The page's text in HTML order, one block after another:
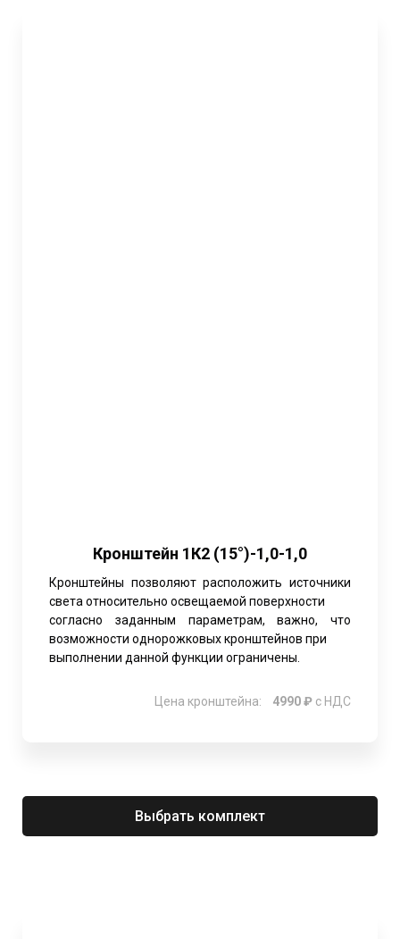
Кронштейн 1К2 (15°)-1,0-1,0
Кронштейны позволяют расположить источники
света относительно освещаемой поверхности
согласно заданным параметрам, важно, что
возможности однорожковых кронштейнов при
выполнении данной функции ограничены.
Цена кронштейна: 4990 ₽ с НДС
Выбрать комплект